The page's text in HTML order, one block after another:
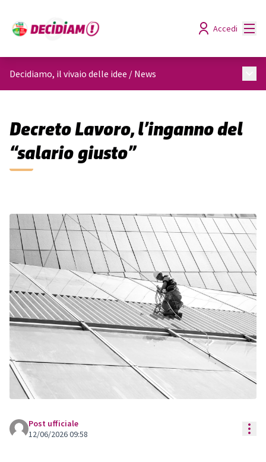
Accedi
Decidiamo, il vivaio delle idee / News
Decreto Lavoro, l’inganno del
“salario giusto”
Post ufficiale
12/06/2026 09:58